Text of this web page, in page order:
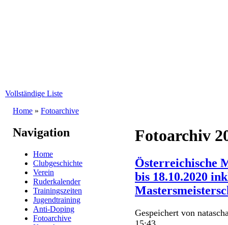
Vollständige Liste
Home » Fotoarchive
Navigation
Home
Clubgeschichte
Verein
Ruderkalender
Trainingszeiten
Jugendtraining
Anti-Doping
Fotoarchive
Fotoarchiv
Österreichische
bis 18.10.2020
Gespeichert von